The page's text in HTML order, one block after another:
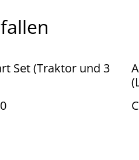
Set (Traktor und 3